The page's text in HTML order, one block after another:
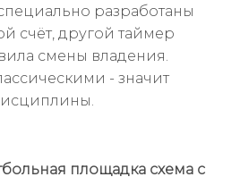
разработаны
счёт, другой таймер
смены владения.
- значит
площадка схема с